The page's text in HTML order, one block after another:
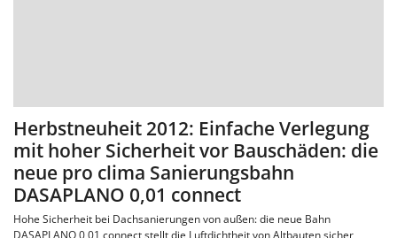
Herbstneuheit 2012: Einfache Verlegung
mit hoher Sicherheit vor Bauschäden: die
neue pro clima Sanierungsbahn
DASAPLANO 0,01 connect
Hohe Sicherheit bei Dachsanierungen von außen: die neue Bahn